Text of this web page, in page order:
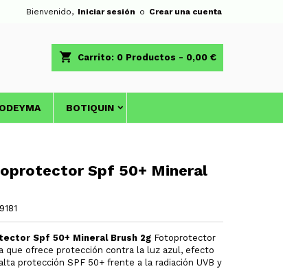
Bienvenido, Iniciar sesión o Crear una cuenta
shopping_cart Carrito: 0 Productos - 0,00 €
BOTIQUIN
Spf 50+ Mineral
Spf 50+ Mineral Brush 2g Fotoprotector
que ofrece protección contra la luz azul, efecto
protección SPF 50+ frente a la radiación UVB y